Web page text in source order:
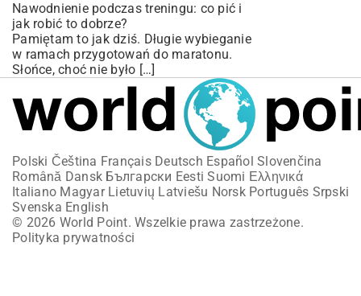
Nawodnienie podczas treningu: co pić i
jak robić to dobrze?
Pamiętam to jak dziś. Długie wybieganie
w ramach przygotowań do maratonu.
Słońce, choć nie było […]
Polski Čeština Français Deutsch Español Slovenčina
Română Dansk Български Eesti Suomi Ελληνικά
Italiano Magyar Lietuvių Latviešu Norsk Português Srpski
Svenska English
© 2026 World Point. Wszelkie prawa zastrzeżone.
Polityka prywatności